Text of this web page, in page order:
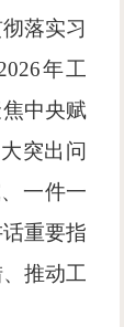
落实习
年工
中央赋
突出问
一件一
重要指
推动工